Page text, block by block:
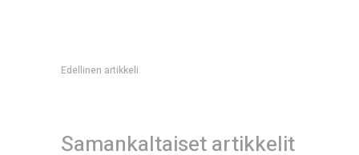
Edellinen artikkeli
Samankaltaiset artikkelit